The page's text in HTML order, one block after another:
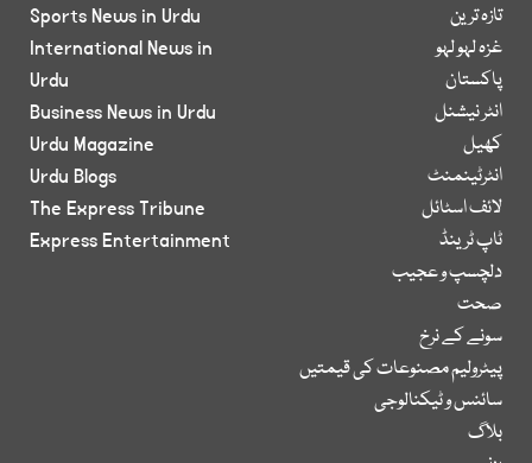
تازہ ترین
غزہ لہو لہو
پاکستان
انٹر نیشنل
کھیل
انٹرٹینمنٹ
لائف اسٹائل
ٹاپ ٹرینڈ
دلچسپ و عجیب
صحت
سونے کے نرخ
پیٹرولیم مصنوعات کی قیمتیں
سائنس و ٹیکنالوجی
بلاگ
Sports News in Urdu
International News in
Urdu
Business News in Urdu
Urdu Magazine
Urdu Blogs
The Express Tribune
Express Entertainment